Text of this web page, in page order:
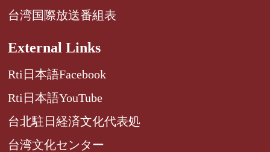
台湾国際放送番組表
External Links
Rti日本語Facebook
Rti日本語YouTube
台北駐日経済文化代表処
台湾文化センター